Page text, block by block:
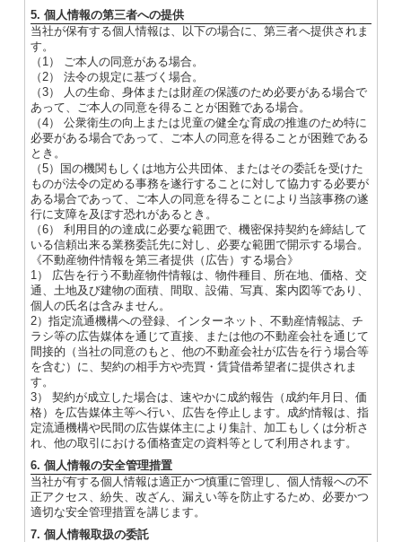
5. 個人情報の第三者への提供
当社が保有する個人情報は、以下の場合に、第三者へ提供されま
す。
（1） ご本人の同意がある場合。
（2） 法令の規定に基づく場合。
（3） 人の生命、身体または財産の保護のため必要がある場合で
あって、ご本人の同意を得ることが困難である場合。
（4） 公衆衛生の向上または児童の健全な育成の推進のため特に
必要がある場合であって、ご本人の同意を得ることが困難である
とき。
（5）国の機関もしくは地方公共団体、またはその委託を受けた
ものが法令の定める事務を遂行することに対して協力する必要が
ある場合であって、ご本人の同意を得ることにより当該事務の遂
行に支障を及ぼす恐れがあるとき。
（6） 利用目的の達成に必要な範囲で、機密保持契約を締結して
いる信頼出来る業務委託先に対し、必要な範囲で開示する場合。
《不動産物件情報を第三者提供（広告）する場合》
1） 広告を行う不動産物件情報は、物件種目、所在地、価格、交
通、土地及び建物の面積、間取、設備、写真、案内図等であり、
個人の氏名は含みません。
2）指定流通機構への登録、インターネット、不動産情報誌、チ
ラシ等の広告媒体を通じて直接、または他の不動産会社を通じて
間接的（当社の同意のもと、他の不動産会社が広告を行う場合等
を含む）に、契約の相手方や売買・賃貸借希望者に提供されま
す。
3） 契約が成立した場合は、速やかに成約報告（成約年月日、価
格）を広告媒体主等へ行い、広告を停止します。成約情報は、指
定流通機構や民間の広告媒体主により集計、加工もしくは分析さ
れ、他の取引における価格査定の資料等として利用されます。
6. 個人情報の安全管理措置
当社が有する個人情報は適正かつ慎重に管理し、個人情報への不
正アクセス、紛失、改ざん、漏えい等を防止するため、必要かつ
適切な安全管理措置を講じます。
7. 個人情報取扱の委託